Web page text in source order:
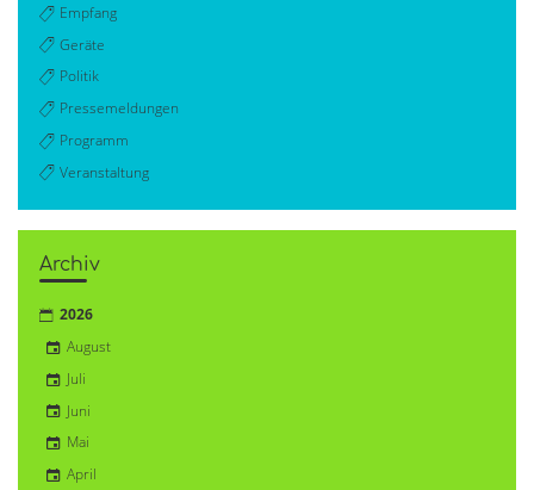
Empfang
Geräte
Politik
Pressemeldungen
Programm
Veranstaltung
Archiv
2026
August
Juli
Juni
Mai
April